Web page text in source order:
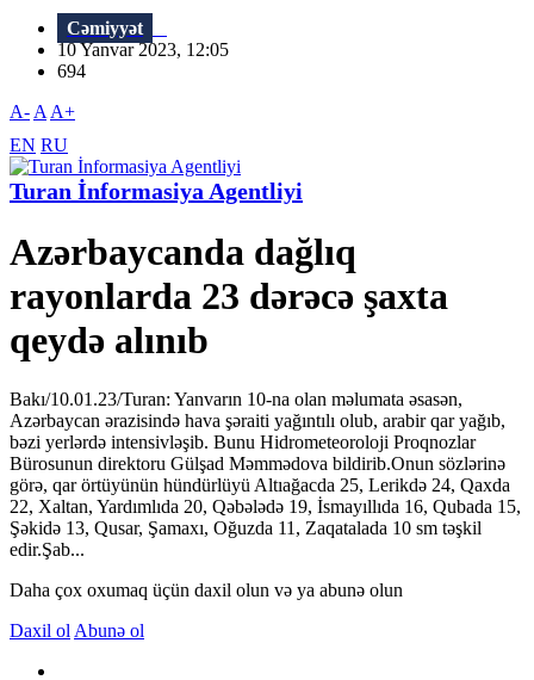
Cəmiyyət
10 Yanvar 2023, 12:05
694
A- A A+
EN RU
Turan İnformasiya Agentliyi
Azərbaycanda dağlıq
rayonlarda 23 dərəcə şaxta
qeydə alınıb
Bakı/10.01.23/Turan: Yanvarın 10-na olan məlumata əsasən,
Azərbaycan ərazisində hava şəraiti yağıntılı olub, arabir qar yağıb,
bəzi yerlərdə intensivləşib. Bunu Hidrometeoroloji Proqnozlar
Bürosunun direktoru Gülşad Məmmədova bildirib.Onun sözlərinə
görə, qar örtüyünün hündürlüyü Altıağacda 25, Lerikdə 24, Qaxda
22, Xaltan, Yardımlıda 20, Qəbələdə 19, İsmayıllıda 16, Qubada 15,
Şəkidə 13, Qusar, Şamaxı, Oğuzda 11, Zaqatalada 10 sm təşkil
edir.Şab...
Daha çox oxumaq üçün daxil olun və ya abunə olun
Daxil ol Abunə ol